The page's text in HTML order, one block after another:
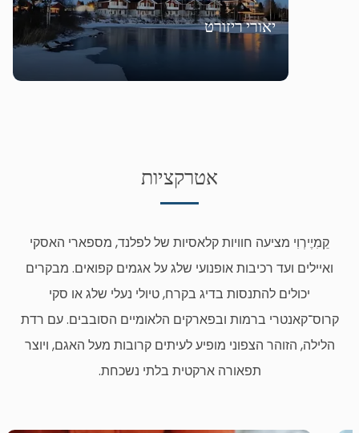
יאורי ריזורט
אטרקציות
קֵמִיֶירְוִי מציעה חוויות קלאסיות של לפלנד, מספארי האסקי
ואיילים ועד רכיבות אופנועי שלג על אגמים קפואים. מבקרים
יכולים להתנסות בדיג בקרח, טיולי נעלי שלג או סקי
קרוס־קאנטרי ברמות ובפארקים הלאומיים הסובבים. עם רדת
הלילה, הזוהר הצפוני מופיע לעיתים קרובות מעל האגם, ויוצר
תפאורה ארקטית בלתי נשכחת.